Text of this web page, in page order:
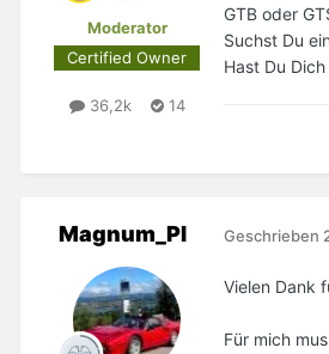
Moderator
Certified Owner
36,2k 14
GTB oder
Suchst Du
Hast Du
Magnum_PI Geschrieben
Vielen Dank
Für mich